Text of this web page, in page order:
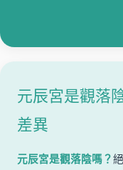
元辰宮是觀落
差異
元辰宮是觀落陰嗎？